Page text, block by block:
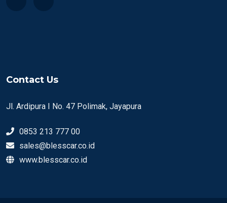
Contact Us
Jl. Ardipura I No. 47 Polimak, Jayapura
0853 213 777 00
sales@blesscar.co.id
www.blesscar.co.id